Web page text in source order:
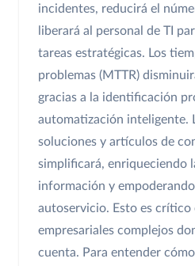
incidentes, reducirá el
liberará al personal de TI
tareas estratégicas. Los
problemas (MTTR)
gracias a la identificación
automatización inteligente.
soluciones y artículos de
simplificará, enriqueciendo
información y
autoservicio. Esto es crítico
empresariales complejos
cuenta. Para entender